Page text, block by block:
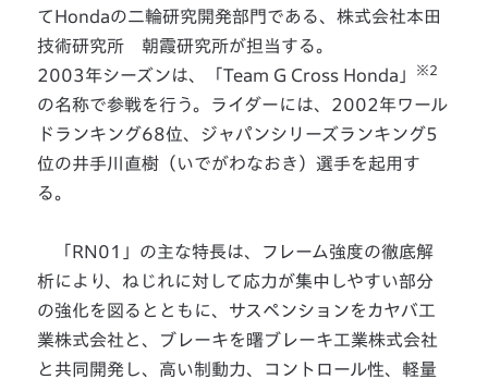
てHondaの二輪研究開発部門である、株式会社本田
技術研究所 朝霞研究所が担当する。
2003年シーズンは、「Team G Cross Honda」
※2
の名称で参戦を行う。ライダーには、2002年ワール
ドランキング68位、ジャパンシリーズランキング5
位の井手川直樹（いでがわなおき）選手を起用す
る。
「RN01」の主な特長は、フレーム強度の徹底解
析により、ねじれに対して応力が集中しやすい部分
の強化を図るとともに、サスペンションをカヤバ工
業株式会社と、ブレーキを曙ブレーキ工業株式会社
と共同開発し、高い制動力、コントロール性、軽量